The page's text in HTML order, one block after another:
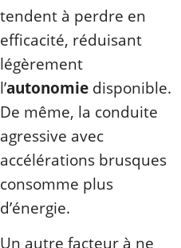
tendent à perdre en
efficacité, réduisant
légèrement
l’autonomie disponible.
De même, la conduite
agressive avec
accélérations brusques
consomme plus
d’énergie.
Un autre facteur à ne